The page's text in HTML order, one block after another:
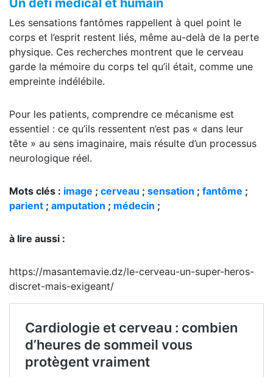
Les sensations fantômes rappellent à quel point le
corps et l’esprit restent liés, même au-delà de la perte
physique. Ces recherches montrent que le cerveau
garde la mémoire du corps tel qu’il était, comme une
empreinte indélébile.
Pour les patients, comprendre ce mécanisme est
essentiel : ce qu’ils ressentent n’est pas « dans leur
tête » au sens imaginaire, mais résulte d’un processus
neurologique réel.
Mots clés : image ; cerveau ; sensation ; fantôme ;
parient ; amputation ; médecin ;
à lire aussi :
https://masantemavie.dz/le-cerveau-un-super-heros-
discret-mais-exigeant/